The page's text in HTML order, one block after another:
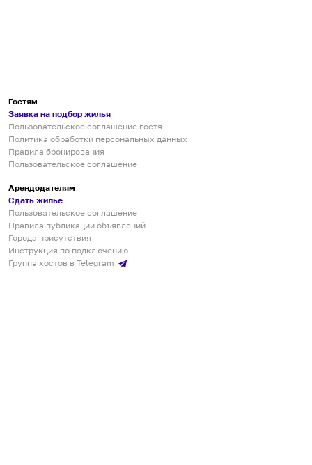
Гостям
Заявка на подбор жилья
Пользовательское соглашение гостя
Политика обработки персональных данных
Правила бронирования
Пользовательское соглашение
Арендодателям
Сдать жилье
Пользовательское соглашение
Правила публикации объявлений
Города присутствия
Инструкция по подключению
Группа хостов в Telegram